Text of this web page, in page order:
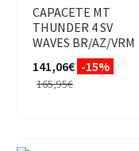
CAPACETE MT
THUNDER 4 SV
WAVES BR/AZ/VRM
141,06€ -15%
165,95€